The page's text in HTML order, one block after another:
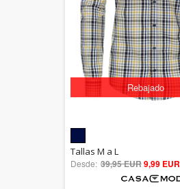
Rebajado
out of 5
Tallas M a L
Desde: 39,95 EUR9,99 EUR